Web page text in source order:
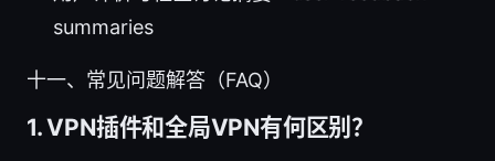
summaries
十一、常见问题解答（FAQ）
1. VPN插件和全局VPN有何区别？